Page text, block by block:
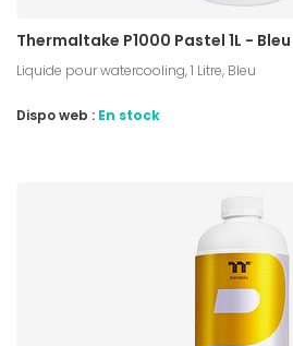
Thermaltake P1000 Pastel 1L - Bleu
Liquide pour watercooling, 1 Litre, Bleu
Dispo web : En stock